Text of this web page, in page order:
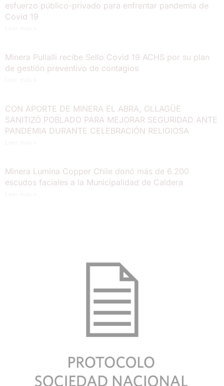
esfuerzo público-privado para enfrentar pandemia de
Covid 19
Minera Pullalli recibe Sello Covid 19 ACHS por su plan
de gestión preventivo de contagios
CON APORTE DE MINERA EL ABRA, OLLAGÜE
SANITIZÓ POBLADO PARA MEJORAR SEGURIDAD ANTE
PANDEMIA DURANTE CELEBRACIÓN RELIGIOSA
Minera Lumina Copper Chile donó más de 6.200
escudos faciales a la Municipalidad de Caldera